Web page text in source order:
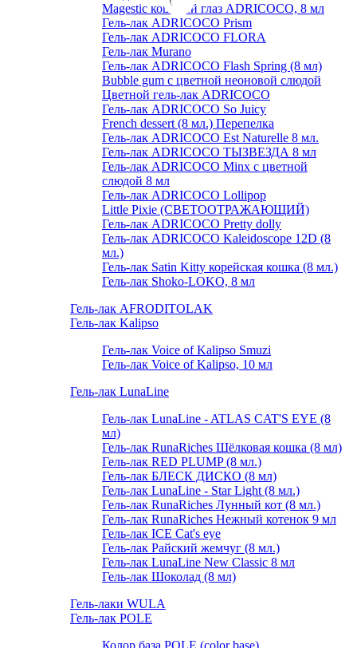
Magestic кошачий глаз ADRICOCO, 8 мл
Гель-лак ADRICOCO Prism
Гель-лак ADRICOCO FLORA
Гель-лак Murano
Гель-лак ADRICOCO Flash Spring (8 мл)
Bubble gum с цветной неоновой слюдой
Цветной гель-лак ADRICOCO
Гель-лак ADRICOCO So Juicy
French dessert (8 мл.) Перепелка
Гель-лак ADRICOCO Est Naturelle 8 мл.
Гель-лак ADRICOCO ТЫЗВЕЗДА 8 мл
Гель-лак ADRICOCO Minx с цветной
слюдой 8 мл
Гель-лак ADRICOCO Lollipop
Little Pixie (СВЕТООТРАЖАЮЩИЙ)
Гель-лак ADRICOCO Pretty dolly
Гель-лак ADRICOCO Kaleidoscope 12D (8
мл.)
Гель-лак Satin Kitty корейская кошка (8 мл.)
Гель-лак Shoko-LOKO, 8 мл
Гель-лак AFRODITOLAK
Гель-лак Kalipso
Гель-лак Voice of Kalipso Smuzi
Гель-лак Voice of Kalipso, 10 мл
Гель-лак LunaLine
Гель-лак LunaLine - ATLAS CAT'S EYE (8
мл)
Гель-лак RunaRiches Шёлковая кошка (8 мл)
Гель-лак RED PLUMP (8 мл.)
Гель-лак БЛЕСК ДИСКО (8 мл)
Гель-лак LunaLine - Star Light (8 мл.)
Гель-лак RunaRiches Лунный кот (8 мл.)
Гель-лак RunaRiches Нежный котенок 9 мл
Гель-лак ICE Cat's eye
Гель-лак Райский жемчуг (8 мл.)
Гель-лак LunaLine New Classic 8 мл
Гель-лак Шоколад (8 мл)
Гель-лаки WULA
Гель-лак POLE
Колор база POLE (color base)